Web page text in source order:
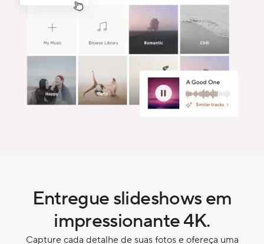
Entregue slideshows em
impressionante 4K.
Capture cada detalhe de suas fotos e ofereça uma